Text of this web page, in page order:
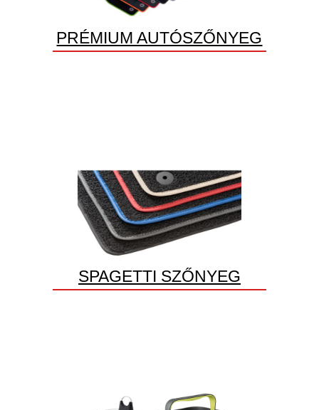
PRÉMIUM AUTÓSZŐNYEG
SPAGETTI SZŐNYEG